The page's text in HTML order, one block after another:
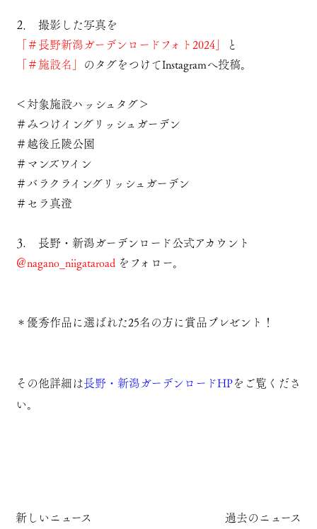
⒉ 撮影した写真を
「＃長野新潟ガーデンロードフォト2024」
と
「＃施設名」 のタグをつけてInstagramへ投稿。
＜対象施設ハッシュタグ＞
＃みつけイングリッシュガーデン
＃越後丘陵公園
＃マンズワイン
＃バラクライングリッシュガーデン
＃セラ真澄
⒊ 長野・新潟ガーデンロード公式アカウント
＠nagano_niigataroad をフォロー。
＊優秀作品に選ばれた25名の方に賞品プレゼント！
その他詳細は長野・新潟ガーデンロードHPをご覧くださ
い。
新しいニュース 過去のニュース